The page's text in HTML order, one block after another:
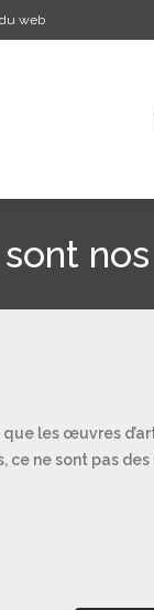
web
les œuvres
ce ne sont pas